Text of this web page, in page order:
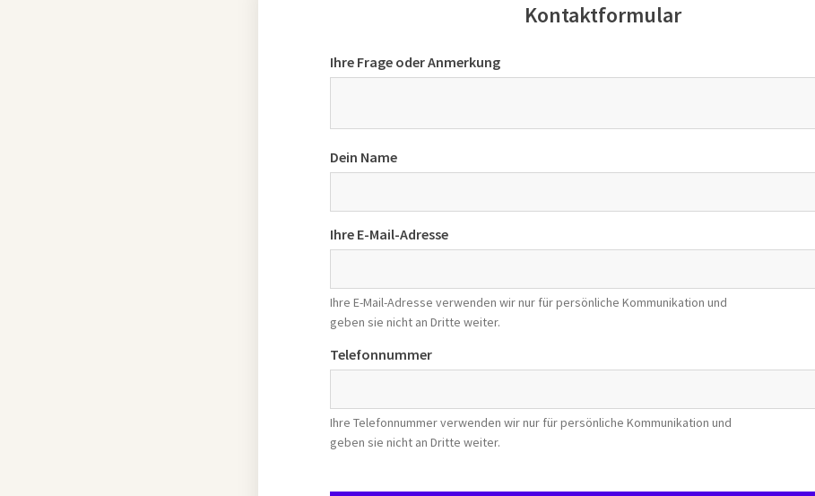
Kontaktformular
Ihre Frage oder Anmerkung
Dein Name
Ihre E-Mail-Adresse
Ihre E-Mail-Adresse verwenden wir nur für persönliche Kommunikation und
geben sie nicht an Dritte weiter.
Telefonnummer
Ihre Telefonnummer verwenden wir nur für persönliche Kommunikation und
geben sie nicht an Dritte weiter.